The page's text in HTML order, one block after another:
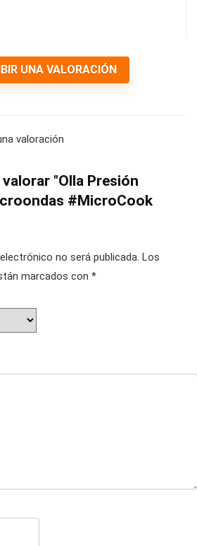
UNA VALORACIÓN
valoración
"Olla Presión
#MicroCook
no será publicada. Los
marcados con *